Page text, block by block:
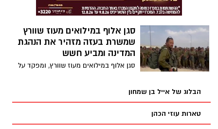
סגן אלוף במילואים מעוז שוורץ
שמשרת בעזה מזהיר את הנהגת
המדינה ומביע חשש
סגן אלוף במילואים מעוז שוורץ, ומפקד על
שנתחיל לשכוח עד כמה אכזרי היה ה
הבלוג של אייל בן שמחון
טארות עוזי הכהן